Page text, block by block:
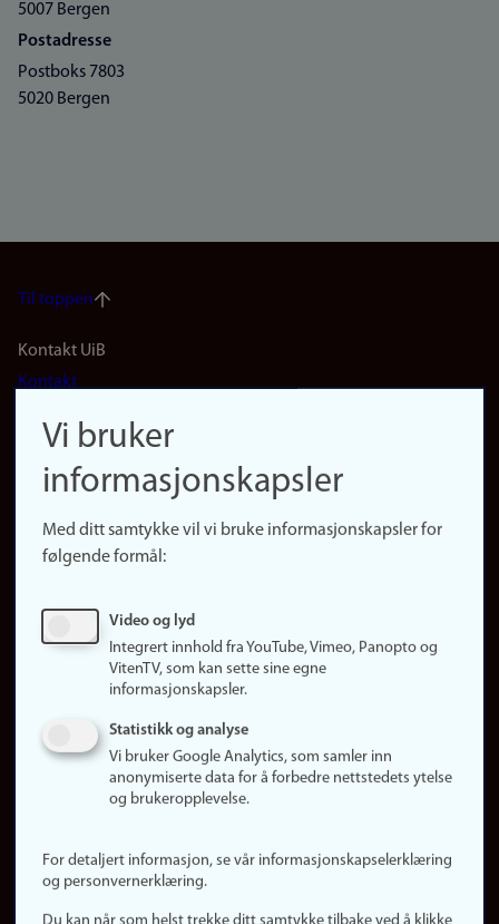
5007 Bergen
Postadresse
Postboks 7803
5020 Bergen
Til toppen
Footer
(no)
Kontakt UiB
Kontakt
Finn forsker
Presse
Finn studier
Ledige stillinger
Om nettstedet
Informasjonskapsler
Personvern
Vi bruker
informasjonskapsler
Med ditt samtykke vil vi bruke informasjonskapsler for
følgende formål:
Video og lyd
Integrert innhold fra YouTube, Vimeo, Panopto og
VitenTV, som kan sette sine egne
informasjonskapsler.
Statistikk og analyse
Vi bruker Google Analytics, som samler inn
anonymiserte data for å forbedre nettstedets ytelse
og brukeropplevelse.
For detaljert informasjon, se vår informasjonskapselerklæring
og personvernerklæring.